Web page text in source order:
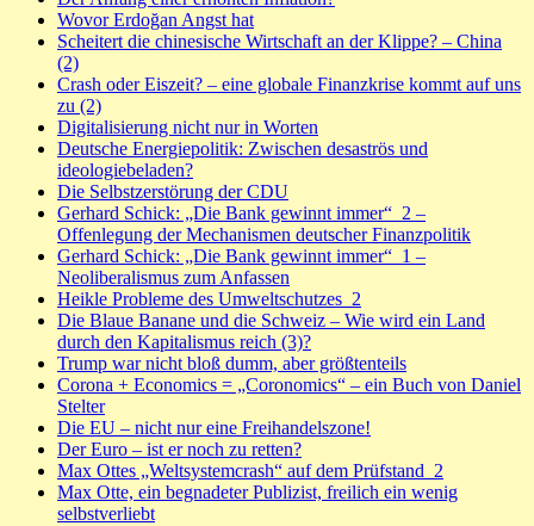
Wovor Erdoğan Angst hat
Scheitert die chinesische Wirtschaft an der Klippe? – China
(2)
Crash oder Eiszeit? – eine globale Finanzkrise kommt auf uns
zu (2)
Digitalisierung nicht nur in Worten
Deutsche Energiepolitik: Zwischen desaströs und
ideologiebeladen?
Die Selbstzerstörung der CDU
Gerhard Schick: „Die Bank gewinnt immer“_2 –
Offenlegung der Mechanismen deutscher Finanzpolitik
Gerhard Schick: „Die Bank gewinnt immer“_1 –
Neoliberalismus zum Anfassen
Heikle Probleme des Umweltschutzes_2
Die Blaue Banane und die Schweiz – Wie wird ein Land
durch den Kapitalismus reich (3)?
Trump war nicht bloß dumm, aber größtenteils
Corona + Economics = „Coronomics“ – ein Buch von Daniel
Stelter
Die EU – nicht nur eine Freihandelszone!
Der Euro – ist er noch zu retten?
Max Ottes „Weltsystemcrash“ auf dem Prüfstand_2
Max Otte, ein begnadeter Publizist, freilich ein wenig
selbstverliebt